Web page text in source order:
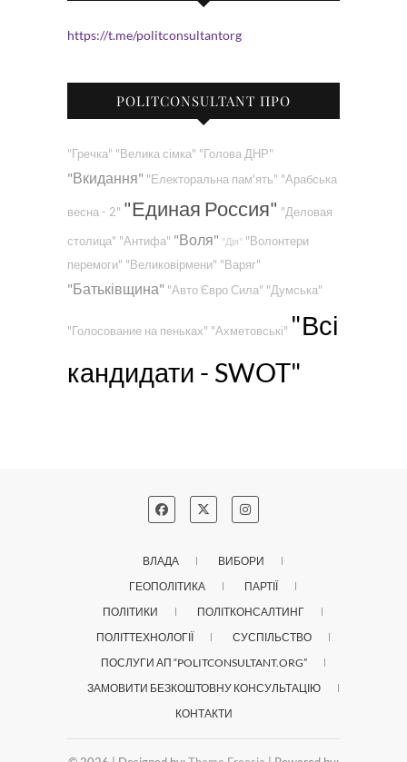
https://t.me/politconsultantorg
POLITCONSULTANT ПРО
"Гречка" "Велика сімка" "Голова ДНР"
"Вкидання" "Електоральна пам'ять" "Арабська
весна - 2" "Единая Россия" "Деловая
столица" "Антифа" "Воля" "Дія" "Волонтери
перемоги" "Великовірмени" "Варяг"
"Батьківщина" "Авто Євро Сила" "Думська"
"Голосование на пеньках" "Ахметовські" "Всі
кандидати - SWOT"
ВЛАДА
ВИБОРИ
ГЕОПОЛІТИКА
ПАРТІЇ
ПОЛІТИКИ
ПОЛІТКОНСАЛТИНГ
ПОЛІТТЕХНОЛОГІЇ
СУСПІЛЬСТВО
ПОСЛУГИ АП “POLITCONSULTANT.ORG”
ЗАМОВИТИ БЕЗКОШТОВНУ КОНСУЛЬТАЦІЮ
КОНТАКТИ